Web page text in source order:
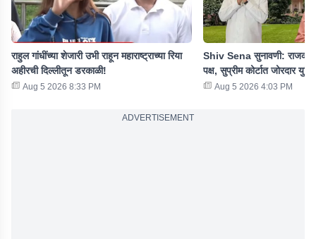
राहुल गांधींच्या शेजारी उभी राहून महाराष्ट्राच्या रिया
अहीरची दिल्लीतून डरकाळी!
Aug 5 2026 8:33 PM
Shiv Sena सुनावणी: राजकीय
पक्ष, सुप्रीम कोर्टात जोरदार
Aug 5 2026 4:03 PM
ADVERTISEMENT